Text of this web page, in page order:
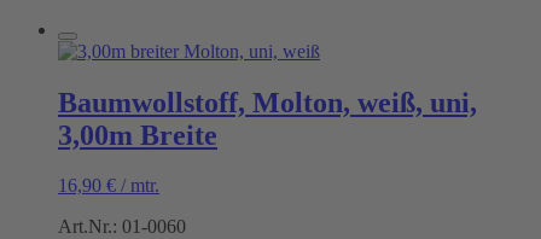
Baumwollstoff, Molton, weiß, uni,
3,00m Breite
16,90 € / mtr.
Art.Nr.: 01-0060